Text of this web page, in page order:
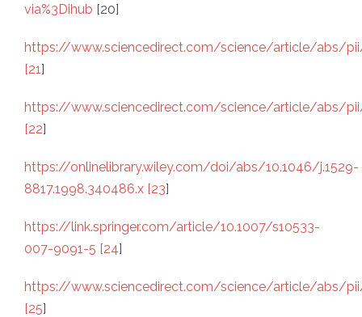
via%3Dihub [20]
https://www.sciencedirect.com/science/article/abs/
[21 ]
https://www.sciencedirect.com/science/article/abs/
[22]
https://onlinelibrary.wiley.com/doi/abs/10.1046/j.1529-
8817.1998.340486.x [23]
https://link.springer.com/article/10.1007/s10533-
007-9091-5 [24]
https://www.sciencedirect.com/science/article/abs/
[25]